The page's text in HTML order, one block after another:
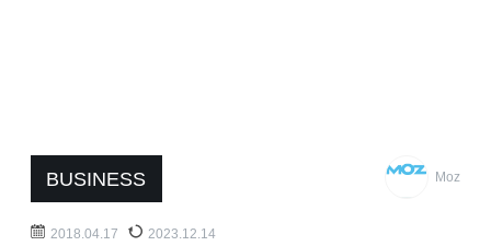
BUSINESS Moz
2018.04.17
2023.12.14